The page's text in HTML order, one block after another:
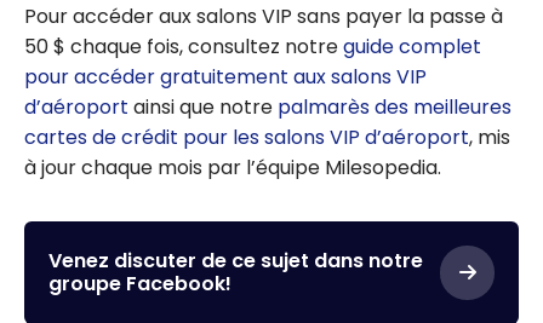
Pour accéder aux salons VIP sans payer la passe à
50 $ chaque fois, consultez notreguide complet
pour accéder gratuitement aux salons VIP
d’aéroport ainsi que notre palmarès des meilleures
cartes de crédit pour les salons VIP d’aéroport, mis
à jour chaque mois par l’équipe Milesopedia.
Venez discuter de ce sujet dans notre
groupe Facebook!